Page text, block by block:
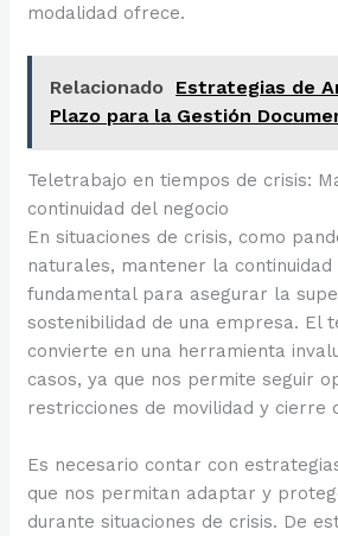
modalidad ofrece.
Relacionado
Estrategias de
Plazo para la Gestión
Teletrabajo en tiempos de crisis:
continuidad del negocio
En situaciones de crisis, como
naturales, mantener la continuidad
fundamental para asegurar la
sostenibilidad de una empresa. El
convierte en una herramienta
casos, ya que nos permite seguir
restricciones de movilidad y cierre
Es necesario contar con
que nos permitan adaptar y
durante situaciones de crisis. De